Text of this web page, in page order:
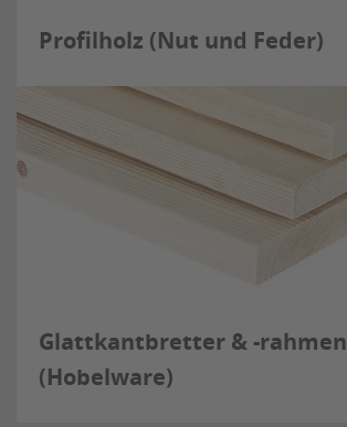
Profilholz (Nut und Feder)
Glattkantbretter & -rahmen
(Hobelware)